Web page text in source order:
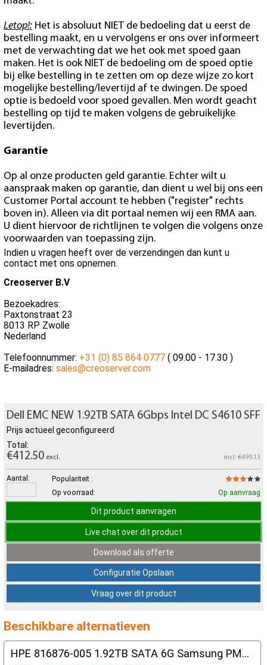
Letop!: Het is absoluut NIET de bedoeling dat u eerst de
bestelling maakt, en u vervolgens er ons over informeert
met de verwachting dat we het ook met spoed gaan
maken. Het is ook NIET de bedoeling om de spoed optie
bij elke bestelling in te zetten om op deze wijze zo kort
mogelijke bestelling/levertijd af te dwingen. De spoed
optie is bedoeld voor spoed gevallen. Men wordt geacht
bestelling op tijd te maken volgens de gebruikelijke
levertijden.
Garantie
Op al onze producten geld garantie. Echter wilt u
aanspraak maken op garantie, dan dient u wel bij ons een
Customer Portal account te hebben ("register" rechts
boven in). Alleen via dit portaal nemen wij een RMA aan.
U dient hiervoor de richtlijnen te volgen die volgens onze
voorwaarden van toepassing zijn.
Indien u vragen heeft over de verzendingen dan kunt u
contact met ons opnemen.
Creoserver B.V
Bezoekadres:
Paxtonstraat 23
8013 RP Zwolle
Nederland
Telefoonnummer: +31 (0) 85 864 0777 ( 09.00 - 17.30 )
E-mailadres: sales@creoserver.com
Dell EMC NEW 1.92TB SATA 6Gbps Intel DC S4610 SFF
Prijs actueel geconfigureerd
Total:
€412.50 excl. incl: €499.13
Aantal:
Populariteit :
Op voorraad:
Op aanvraag
Dit product aanvragen
Live chat over dit product
Download als offerte
Configuratie Opslaan
Vraag over dit product
Beschikbare alternatieven
HPE 816876-005 1.92TB SATA 6G Samsung PM863